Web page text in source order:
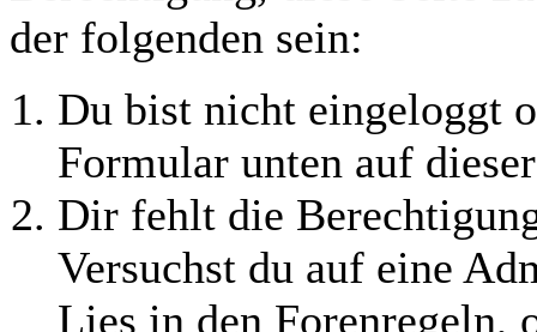
der folgenden sein:
Du bist nicht eingeloggt
Formular unten auf
Dir fehlt die
Versuchst du auf eine
Lies in den Forenregeln,